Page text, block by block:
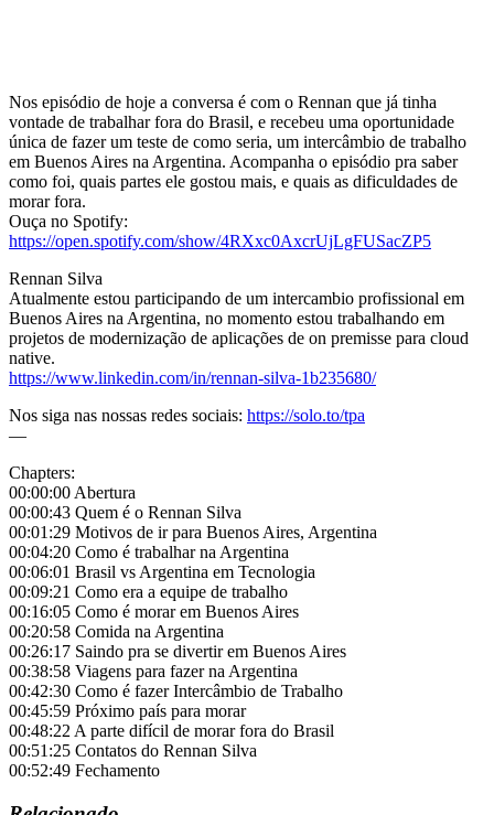
Nos episódio de hoje a conversa é com o Rennan que já tinha
vontade de trabalhar fora do Brasil, e recebeu uma oportunidade
única de fazer um teste de como seria, um intercâmbio de trabalho
em Buenos Aires na Argentina. Acompanha o episódio pra saber
como foi, quais partes ele gostou mais, e quais as dificuldades de
morar fora.
Ouça no Spotify:
https://open.spotify.com/show/4RXxc0AxcrUjLgFUSacZP5
Rennan Silva
Atualmente estou participando de um intercambio profissional em
Buenos Aires na Argentina, no momento estou trabalhando em
projetos de modernização de aplicações de on premisse para cloud
native.
https://www.linkedin.com/in/rennan-silva-1b235680/
Nos siga nas nossas redes sociais: https://solo.to/tpa
—
Chapters:
00:00:00 Abertura
00:00:43 Quem é o Rennan Silva
00:01:29 Motivos de ir para Buenos Aires, Argentina
00:04:20 Como é trabalhar na Argentina
00:06:01 Brasil vs Argentina em Tecnologia
00:09:21 Como era a equipe de trabalho
00:16:05 Como é morar em Buenos Aires
00:20:58 Comida na Argentina
00:26:17 Saindo pra se divertir em Buenos Aires
00:38:58 Viagens para fazer na Argentina
00:42:30 Como é fazer Intercâmbio de Trabalho
00:45:59 Próximo país para morar
00:48:22 A parte difícil de morar fora do Brasil
00:51:25 Contatos do Rennan Silva
00:52:49 Fechamento